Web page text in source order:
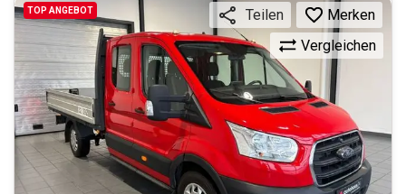
TOP ANGEBOT
Vergleichen
Teilen Merken